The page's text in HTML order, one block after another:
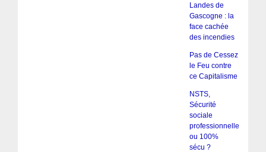
Landes de
Gascogne : la
face cachée
des incendies
Pas de Cessez
le Feu contre
ce Capitalisme
NSTS,
Sécurité
sociale
professionnelle
ou 100%
sécu ?